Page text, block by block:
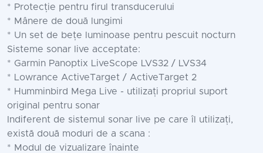
* Protecție pentru firul transducerului
* Mânere de două lungimi
* Un set de bețe luminoase pentru pescuit nocturn
Sisteme sonar live acceptate:
* Garmin Panoptix LiveScope LVS32 / LVS34
* Lowrance ActiveTarget / ActiveTarget 2
* Humminbird Mega Live - utilizați propriul suport
original pentru sonar
Indiferent de sistemul sonar live pe care îl utilizați,
există două moduri de a scana :
* Modul de vizualizare înainte